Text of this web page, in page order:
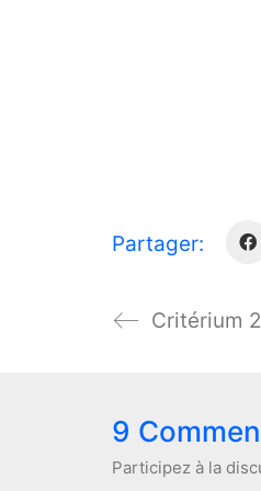
Partager:
Critérium
9
Participez à la